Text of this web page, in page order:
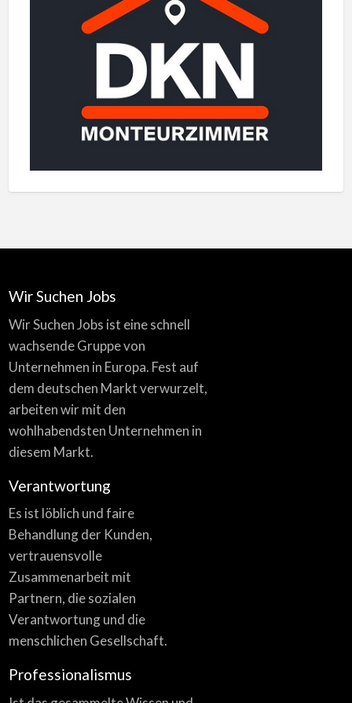
Wir Suchen Jobs
Wir Suchen Jobs ist eine schnell
wachsende Gruppe von
Unternehmen in Europa. Fest auf
dem deutschen Markt verwurzelt,
arbeiten wir mit den
wohlhabendsten Unternehmen in
diesem Markt.
Verantwortung
Es ist löblich und faire
Behandlung der Kunden,
vertrauensvolle
Zusammenarbeit mit
Partnern, die sozialen
Verantwortung und die
menschlichen Gesellschaft.
Professionalismus